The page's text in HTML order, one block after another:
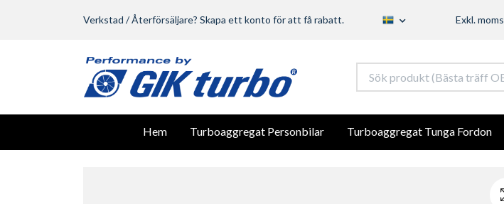
Verkstad / Återförsäljare? Skapa ett konto för att få rabatt. Exkl. moms
Hem Turboaggregat Personbilar Turboaggregat Tunga Fordon